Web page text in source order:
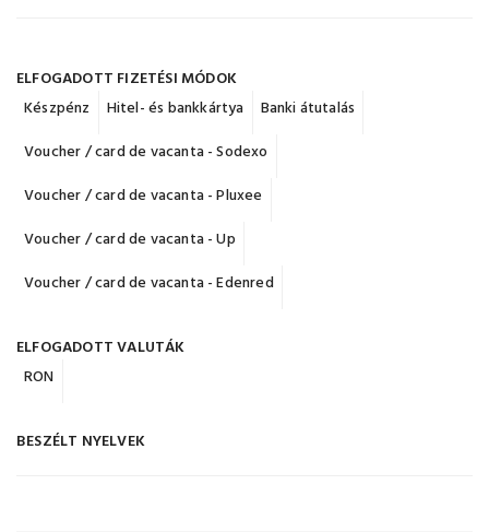
ELFOGADOTT FIZETÉSI MÓDOK
Készpénz
Hitel- és bankkártya
Banki átutalás
Voucher / card de vacanta - Sodexo
Voucher / card de vacanta - Pluxee
Voucher / card de vacanta - Up
Voucher / card de vacanta - Edenred
ELFOGADOTT VALUTÁK
RON
BESZÉLT NYELVEK